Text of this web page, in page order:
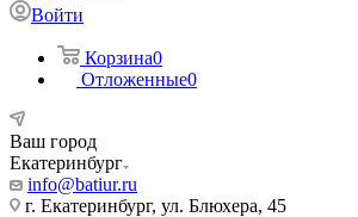
Войти
Корзина0
Отложенные0
Ваш город
Екатеринбург
info@batiur.ru
г. Екатеринбург, ул. Блюхера, 45